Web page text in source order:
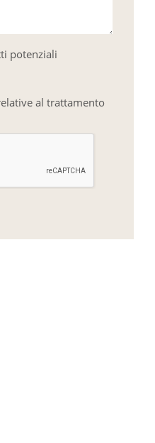
potenziali
al trattamento